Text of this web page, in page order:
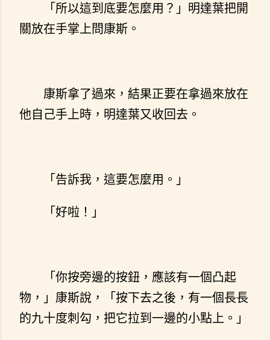
「所以這到底要怎麼用？」明達葉把開
關放在手掌上問康斯。
康斯拿了過來，結果正要在拿過來放在
他自己手上時，明達葉又收回去。
「告訴我，這要怎麼用。」
「好啦！」
「你按旁邊的按鈕，應該有一個凸起
物，」康斯說，「按下去之後，有一個長長
的九十度刺勾，把它拉到一邊的小點上。」